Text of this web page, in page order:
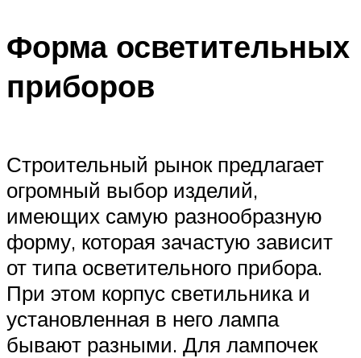
Форма осветительных
приборов
Строительный рынок предлагает
огромный выбор изделий,
имеющих самую разнообразную
форму, которая зачастую зависит
от типа осветительного прибора.
При этом корпус светильника и
установленная в него лампа
бывают разными. Для лампочек